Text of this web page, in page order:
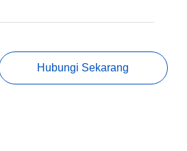
Hubungi Sekarang